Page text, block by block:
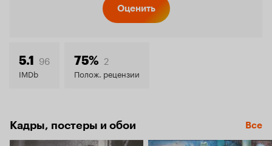
7.3
Оценить
5.1 96
IMDb
75% 2
Полож. рецензии
Кадры, постеры и обои Все